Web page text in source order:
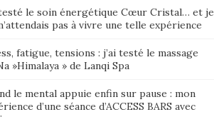
testé le soin énergétique Cœur Cristal… et je
pas à vivre une telle expérience
fatigue, tensions : j’ai testé le massage
»Himalaya » de Lanqi Spa
le mental appuie enfin sur pause : mon
d’une séance d’ACCESS BARS avec